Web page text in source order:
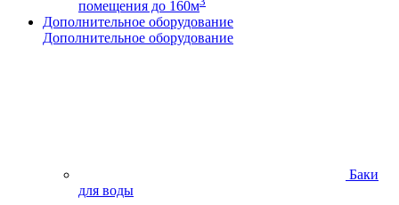
помещения до 160м
Дополнительное оборудование
Дополнительное оборудование
Баки
для воды